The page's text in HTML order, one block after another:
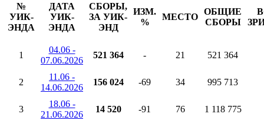
№
УИК-
ЭНДА
ДАТА
УИК-
ЭНДА
СБОРЫ,
ЗА УИК-
ЭНД
ИЗМ.
%
МЕСТО
ОБЩИЕ
СБОРЫ
1
04.06 -
07.06.2026
521 364 - 21 521 364
2
11.06 -
14.06.2026
156 024 -69 34 995 713
3
18.06 -
21.06.2026
14 520 -91 76 1 118 775